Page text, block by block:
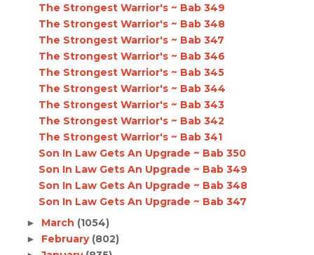
The Strongest Warrior's ~ Bab 349
The Strongest Warrior's ~ Bab 348
The Strongest Warrior's ~ Bab 347
The Strongest Warrior's ~ Bab 346
The Strongest Warrior's ~ Bab 345
The Strongest Warrior's ~ Bab 344
The Strongest Warrior's ~ Bab 343
The Strongest Warrior's ~ Bab 342
The Strongest Warrior's ~ Bab 341
Son In Law Gets An Upgrade ~ Bab 350
Son In Law Gets An Upgrade ~ Bab 349
Son In Law Gets An Upgrade ~ Bab 348
Son In Law Gets An Upgrade ~ Bab 347
► March (1054)
► February (802)